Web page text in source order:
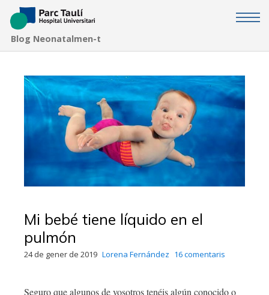
Neonatalmen-t
Mi bebé tiene líquido en el
pulmón
24 de gener de 2019 Lorena Fernández 16 comentaris
Seguro que algunos de vosotros tenéis algún conocido o